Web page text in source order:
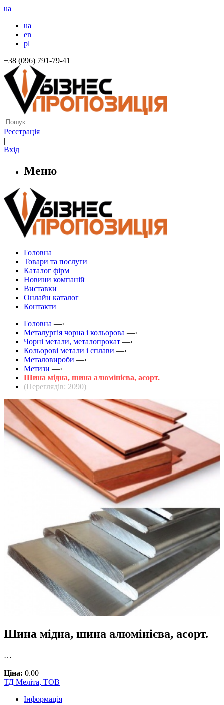
ua
ua
en
pl
+38 (096) 791-79-41
Реєстрація
|
Вхід
Меню
Головна
Товари та послуги
Каталог фірм
Новини компаній
Виставки
Онлайн каталог
Контакти
Головна —›
Металургія чорна і кольорова —›
Чорні метали, металопрокат —›
Кольорові метали і сплави —›
Металовироби —›
Метизи —›
Шина мідна, шина алюмінієва, асорт.
(Переглядів: 2090)
Шина мідна, шина алюмінієва, асорт.
…
Ціна: 0.00
ТД Меліта, ТОВ
Інформація